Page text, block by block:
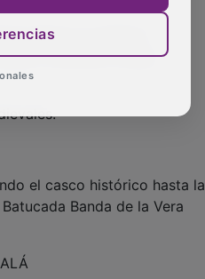
liberar a la Reina.
y Cañones. Grupo
el casco histórico hasta la
Banda de la Vera